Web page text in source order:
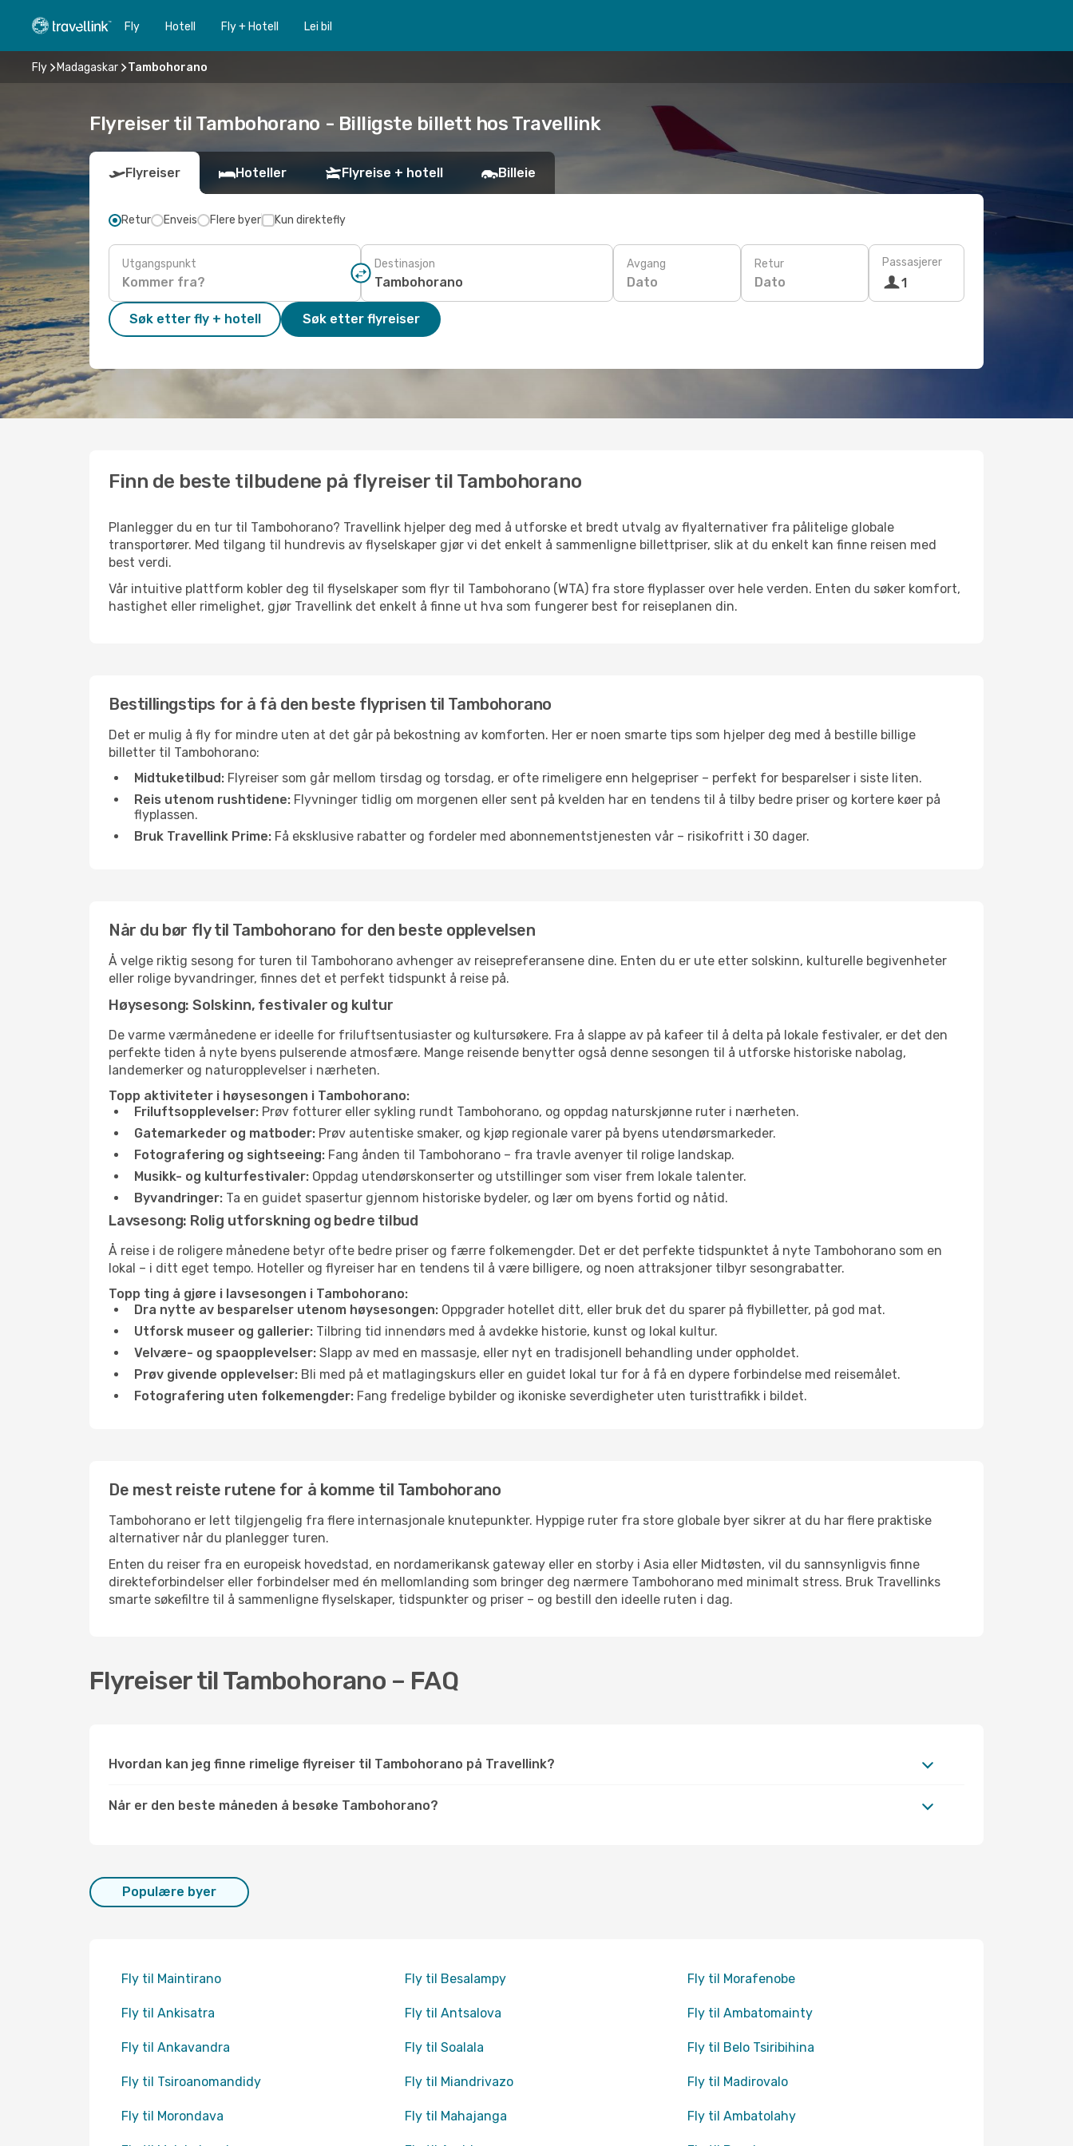
Fly Hotell Fly + Hotell Lei bil
Fly Madagaskar Tambohorano
Flyreiser til Tambohorano - Billigste billett hos Travellink
Flyreiser Hoteller Flyreise + hotell Billeie
Retur Enveis Flere byer Kun direktefly
Utgangspunkt Destinasjon Avgang
Dato
Retur
Dato
Passasjerer
1
Søk etter fly + hotell Søk etter flyreiser
Finn de beste tilbudene på flyreiser til Tambohorano
Planlegger du en tur til Tambohorano? Travellink hjelper deg med å utforske et bredt utvalg av flyalternativer fra pålitelige globale
transportører. Med tilgang til hundrevis av flyselskaper gjør vi det enkelt å sammenligne billettpriser, slik at du enkelt kan finne reisen med
best verdi.
Vår intuitive plattform kobler deg til flyselskaper som flyr til Tambohorano (WTA) fra store flyplasser over hele verden. Enten du søker komfort,
hastighet eller rimelighet, gjør Travellink det enkelt å finne ut hva som fungerer best for reiseplanen din.
Bestillingstips for å få den beste flyprisen til Tambohorano
Det er mulig å fly for mindre uten at det går på bekostning av komforten. Her er noen smarte tips som hjelper deg med å bestille billige
billetter til Tambohorano:
Midtuketilbud: Flyreiser som går mellom tirsdag og torsdag, er ofte rimeligere enn helgepriser – perfekt for besparelser i siste liten.
Reis utenom rushtidene: Flyvninger tidlig om morgenen eller sent på kvelden har en tendens til å tilby bedre priser og kortere køer på
flyplassen.
Bruk Travellink Prime: Få eksklusive rabatter og fordeler med abonnementstjenesten vår – risikofritt i 30 dager.
Når du bør fly til Tambohorano for den beste opplevelsen
Å velge riktig sesong for turen til Tambohorano avhenger av reisepreferansene dine. Enten du er ute etter solskinn, kulturelle begivenheter
eller rolige byvandringer, finnes det et perfekt tidspunkt å reise på.
Høysesong: Solskinn, festivaler og kultur
De varme værmånedene er ideelle for friluftsentusiaster og kultursøkere. Fra å slappe av på kafeer til å delta på lokale festivaler, er det den
perfekte tiden å nyte byens pulserende atmosfære. Mange reisende benytter også denne sesongen til å utforske historiske nabolag,
landemerker og naturopplevelser i nærheten.
Topp aktiviteter i høysesongen i Tambohorano:
Friluftsopplevelser: Prøv fotturer eller sykling rundt Tambohorano, og oppdag naturskjønne ruter i nærheten.
Gatemarkeder og matboder: Prøv autentiske smaker, og kjøp regionale varer på byens utendørsmarkeder.
Fotografering og sightseeing: Fang ånden til Tambohorano – fra travle avenyer til rolige landskap.
Musikk- og kulturfestivaler: Oppdag utendørskonserter og utstillinger som viser frem lokale talenter.
Byvandringer: Ta en guidet spasertur gjennom historiske bydeler, og lær om byens fortid og nåtid.
Lavsesong: Rolig utforskning og bedre tilbud
Å reise i de roligere månedene betyr ofte bedre priser og færre folkemengder. Det er det perfekte tidspunktet å nyte Tambohorano som en
lokal – i ditt eget tempo. Hoteller og flyreiser har en tendens til å være billigere, og noen attraksjoner tilbyr sesongrabatter.
Topp ting å gjøre i lavsesongen i Tambohorano:
Dra nytte av besparelser utenom høysesongen: Oppgrader hotellet ditt, eller bruk det du sparer på flybilletter, på god mat.
Utforsk museer og gallerier: Tilbring tid innendørs med å avdekke historie, kunst og lokal kultur.
Velvære- og spaopplevelser: Slapp av med en massasje, eller nyt en tradisjonell behandling under oppholdet.
Prøv givende opplevelser: Bli med på et matlagingskurs eller en guidet lokal tur for å få en dypere forbindelse med reisemålet.
Fotografering uten folkemengder: Fang fredelige bybilder og ikoniske severdigheter uten turisttrafikk i bildet.
De mest reiste rutene for å komme til Tambohorano
Tambohorano er lett tilgjengelig fra flere internasjonale knutepunkter. Hyppige ruter fra store globale byer sikrer at du har flere praktiske
alternativer når du planlegger turen.
Enten du reiser fra en europeisk hovedstad, en nordamerikansk gateway eller en storby i Asia eller Midtøsten, vil du sannsynligvis finne
direkteforbindelser eller forbindelser med én mellomlanding som bringer deg nærmere Tambohorano med minimalt stress. Bruk Travellinks
smarte søkefiltre til å sammenligne flyselskaper, tidspunkter og priser – og bestill den ideelle ruten i dag.
Flyreiser til Tambohorano – FAQ
Hvordan kan jeg finne rimelige flyreiser til Tambohorano på Travellink?
Når er den beste måneden å besøke Tambohorano?
Populære byer
Fly til Maintirano Fly til Besalampy Fly til Morafenobe
Fly til Ankisatra Fly til Antsalova Fly til Ambatomainty
Fly til Ankavandra Fly til Soalala Fly til Belo Tsiribihina
Fly til Tsiroanomandidy Fly til Miandrivazo Fly til Madirovalo
Fly til Morondava Fly til Mahajanga Fly til Ambatolahy